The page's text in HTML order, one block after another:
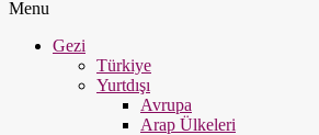
Menu
Gezi
Türkiye
Yurtdışı
Avrupa
Arap Ülkeleri